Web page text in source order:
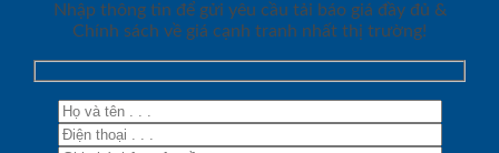
Nhập thông tin để gửi yêu cầu tải báo giá đầy đủ &
Chính sách về giá cạnh tranh nhất thị trường!